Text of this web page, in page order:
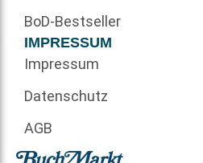
BoD-Bestseller
IMPRESSUM
Impressum
Datenschutz
AGB